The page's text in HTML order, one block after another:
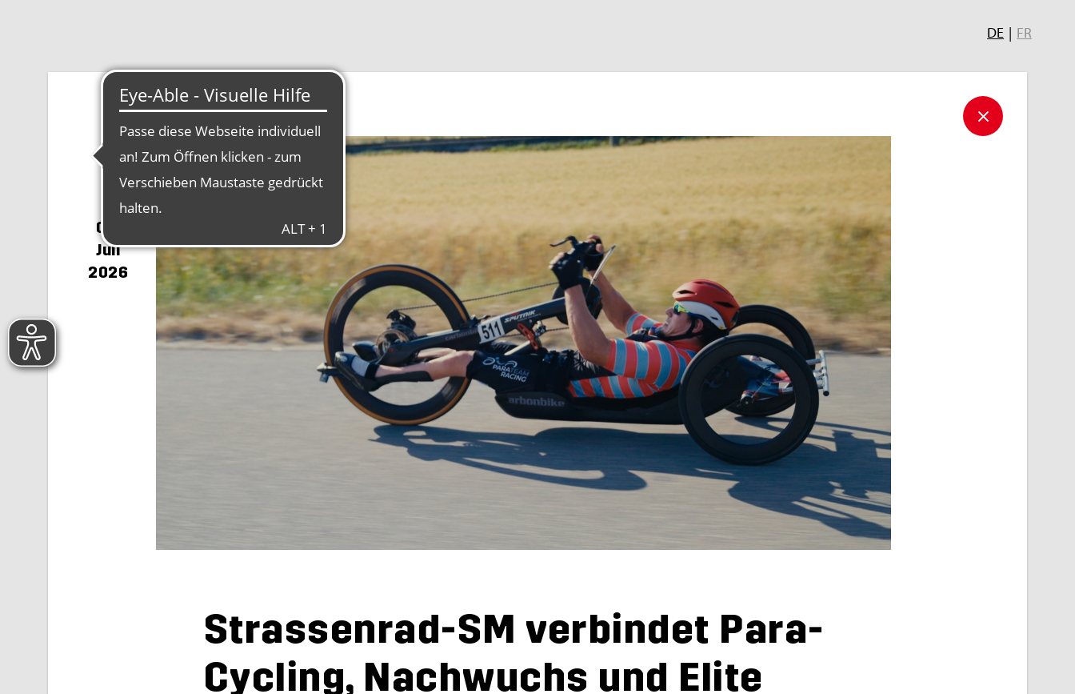
DE | FR
Stras­sen­rad-SM ver­bin­det Para-
Cy­cling, Nach­wuchs und Elite
02.
Juli
2026